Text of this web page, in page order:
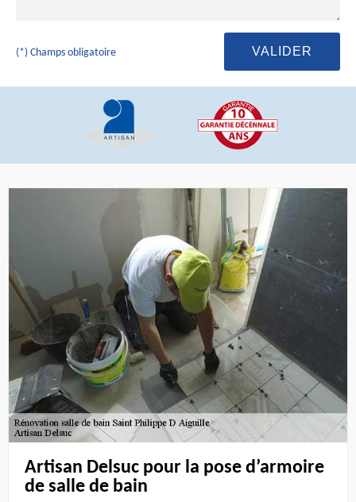
(*) Champs obligatoire
Artisan Delsuc pour la pose d’armoire
de salle de bain